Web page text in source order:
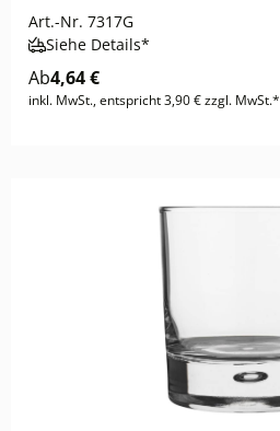
Art.-Nr. 7317G
Siehe Details*
Ab4,64 €
inkl. MwSt., entspricht 3,90 € zzgl. MwSt.*